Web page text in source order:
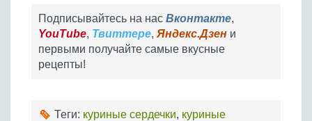
Подписывайтесь на нас Вконтакте,
YouTube, Твиттере, Яндекс.Дзен и
первыми получайте самые вкусные
рецепты!
Теги: куриные сердечки, куриные